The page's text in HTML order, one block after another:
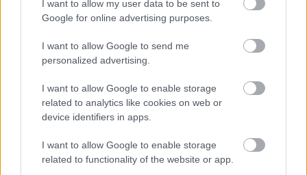
I want to allow my user data to be sent to
Google for online advertising purposes.
I want to allow Google to send me
personalized advertising.
I want to allow Google to enable storage
related to analytics like cookies on web or
device identifiers in apps.
I want to allow Google to enable storage
related to functionality of the website or app.